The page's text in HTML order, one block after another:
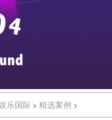
乐国际 > 精选案例 >